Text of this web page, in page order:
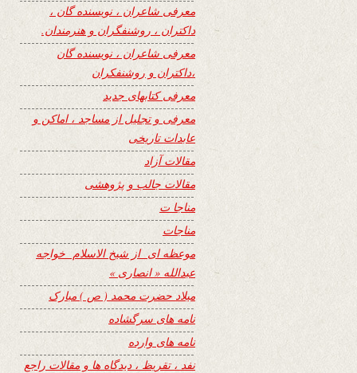
معرفی شاعران ، نویسنده گان ،
داکتران ، روشنفگران و هنرمندان.
معرفی شاعران ، نویسنده گان
،داکتران و روشنفکران
معرفی کتابهای جدید
معرفی و تجلیل از مساجد ، اماکن و
عابدات تاریخی
مقالات آزاد
مقالات جالب و پژوهشی
مناجا ت
مناجات
موعظه ای از شیخ الاسلام خواجه
عبدالله « انصاری »
میلاد حضرت محمد ( ص ) مبارک
نامه های سرگشاده
نامه های وارده
نفد ، تقریظ ، دیدگاه ها و مقالات راجع